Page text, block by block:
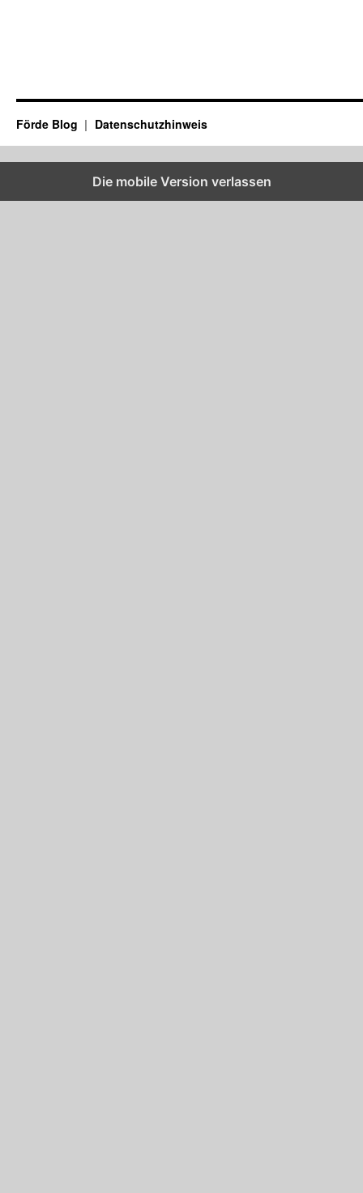
Förde Blog Datenschutzhinweis
Die mobile Version verlassen